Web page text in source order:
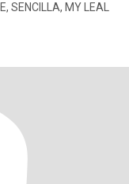
SENCILLA, MY LEAL